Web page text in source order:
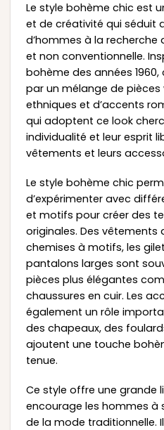
Le style bohème chic est
et de créativité qui séduit
d’hommes à la recherche
et non conventionnelle.
bohème des années
par un mélange de pièces
ethniques et d’accents
qui adoptent ce look
individualité et leur esprit
vêtements et leurs
Le style bohème chic
d’expérimenter avec
et motifs pour créer des
originales. Des vêtements
chemises à motifs, les
pantalons larges sont
pièces plus élégantes
chaussures en cuir. Les
également un rôle
des chapeaux, des
ajoutent une touche
tenue.
Ce style offre une grande
encourage les hommes à
de la mode traditionnelle.